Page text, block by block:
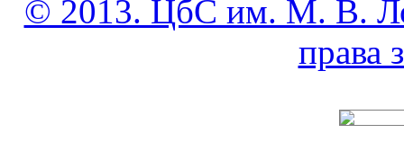
© 2013. ЦбС им. М. В.
права